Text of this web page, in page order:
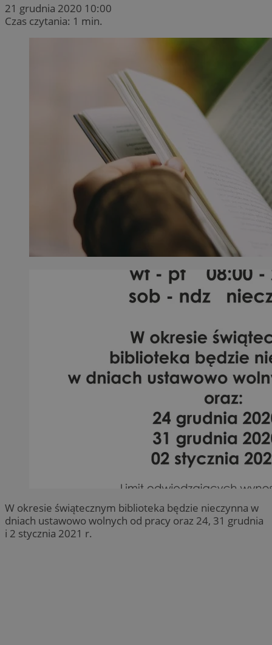
21 grudnia 2020 10:00
Czas czytania: 1 min.
W okresie świątecznym biblioteka będzie nieczynna w
dniach ustawowo wolnych od pracy oraz 24, 31 grudnia
i 2 stycznia 2021 r.